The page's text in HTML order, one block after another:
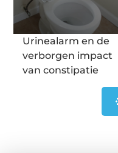
Urinealarm en de
verborgen impact
van constipatie